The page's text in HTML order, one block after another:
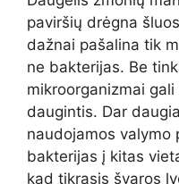
paviršių drėgna
dažnai pašalina tik
ne bakterijas. Be
mikroorganizmai
daugintis. Dar
naudojamos valymo
bakterijas į kitas
kad tikrasis švaros